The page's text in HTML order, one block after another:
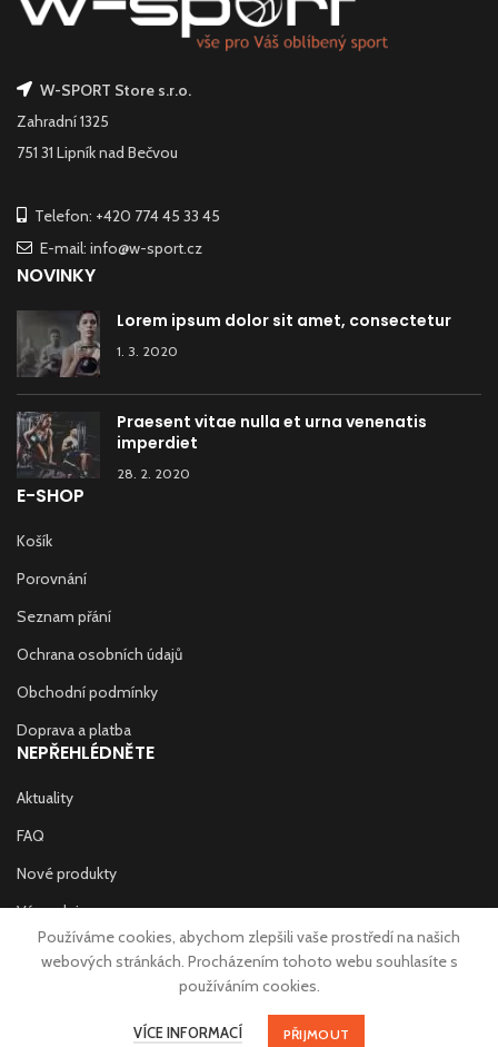
W-SPORT Store s.r.o.
Zahradní 1325
751 31 Lipník nad Bečvou
Telefon: +420 774 45 33 45
E-mail: info@w-sport.cz
NOVINKY
Lorem ipsum dolor sit amet, consectetur
1. 3. 2020
Praesent vitae nulla et urna venenatis
imperdiet
28. 2. 2020
E-SHOP
Košík
Porovnání
Seznam přání
Ochrana osobních údajů
Obchodní podmínky
Doprava a platba
NEPŘEHLÉDNĚTE
Aktuality
FAQ
Nové produkty
Výprodej
Copyright © 2020 W-SPORT Store s.r.o. | Made with
Používáme cookies, abychom zlepšili vaše prostředí na našich
webových stránkách. Procházením tohoto webu souhlasíte s
používáním cookies.
VÍCE INFORMACÍ PŘIJMOUT